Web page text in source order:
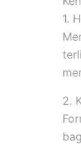
1.
2.